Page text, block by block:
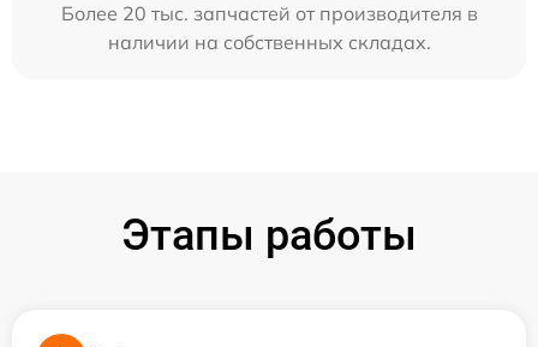
Более 20 тыс. запчастей от производителя в
наличии на собственных складах.
Этапы работы